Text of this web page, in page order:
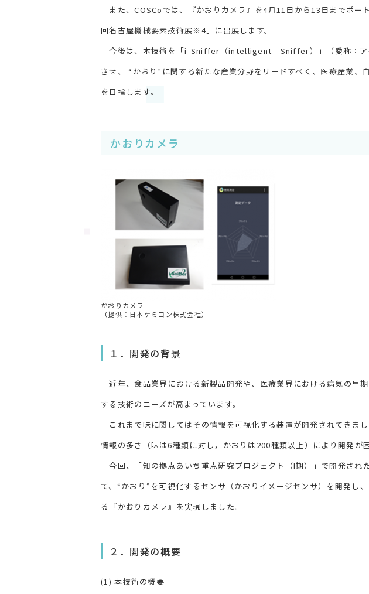
また、COSCoでは、『かおりカメラ』を4月11日から13日までポー
回名古屋機械要素技術展※4」に出展します。
今後は、本技術を「i-Sniffer（intelligent Sniffer）」（愛称：ア
させ、 “かおり”に関する新たな産業分野をリードすべく、医療産業、
を目指します。
かおりカメラ
かおりカメラ
（提供：日本ケミコン株式会社）
１．開発の背景
近年、食品業界における新製品開発や、医療業界における病気の早
する技術のニーズが高まっています。
これまで味に関してはその情報を可視化する装置が開発されてきま
情報の多さ（味は6種類に対し，かおりは200種類以上）により開発が
今回、「知の拠点あいち重点研究プロジェクト（I期）」で開発され
て、“かおり”を可視化するセンサ（かおりイメージセンサ）を開発し
る『かおりカメラ』を実現しました。
２．開発の概要
(1) 本技術の概要